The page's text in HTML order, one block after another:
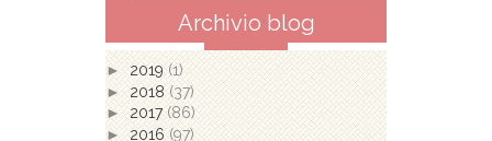
Archivio blog
► 2019 (1)
► 2018 (37)
► 2017 (86)
► 2016 (97)